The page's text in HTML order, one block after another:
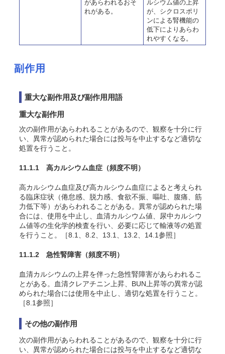
があらわれるおそ
れがある。
ルシウム値の上昇
が、シクロスポリ
ンによる腎機能の
低下によりあらわ
れやすくなる。
副作用
重大な副作用及び副作用用語
重大な副作用
次の副作用があらわれることがあるので、観察を十分に行
い、異常が認められた場合には投与を中止するなど適切な
処置を行うこと。
11.1.1 高カルシウム血症（頻度不明）
高カルシウム血症及び高カルシウム血症によると考えられ
る臨床症状（倦怠感、脱力感、食欲不振、嘔吐、腹痛、筋
力低下等）があらわれることがある。異常が認められた場
合には、使用を中止し、血清カルシウム値、尿中カルシウ
ム値等の生化学的検査を行い、必要に応じて輸液等の処置
を行うこと。［8.1、8.2、13.1、13.2、14.1参照］
11.1.2 急性腎障害（頻度不明）
血清カルシウムの上昇を伴った急性腎障害があらわれるこ
とがある。血清クレアチニン上昇、BUN上昇等の異常が認
められた場合には使用を中止し、適切な処置を行うこと。
［8.1参照］
その他の副作用
次の副作用があらわれることがあるので、観察を十分に行
い、異常が認められた場合には投与を中止するなど適切な